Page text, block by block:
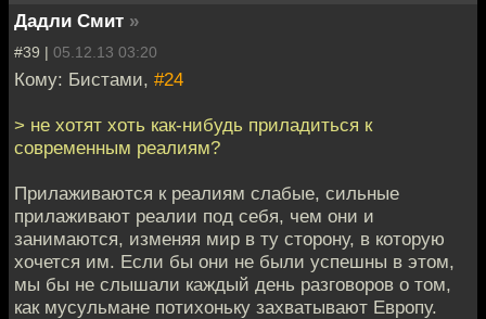
Дадли Смит »
#39 | 05.12.13 03:20
Кому: Бистами, #24
> не хотят хоть как-нибудь приладиться к
современным реалиям?
Прилаживаются к реалиям слабые, сильные
прилаживают реалии под себя, чем они и
занимаются, изменяя мир в ту сторону, в которую
хочется им. Если бы они не были успешны в этом,
мы бы не слышали каждый день разговоров о том,
как мусульмане потихоньку захватывают Европу.